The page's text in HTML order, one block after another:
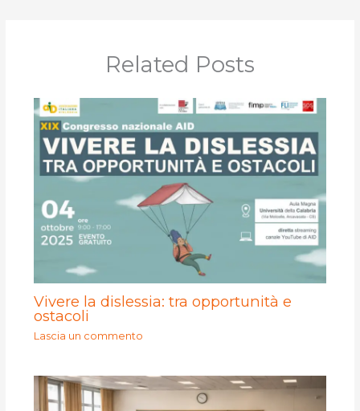
Related Posts
Vivere la dislessia: tra opportunità e
ostacoli
Lascia un commento